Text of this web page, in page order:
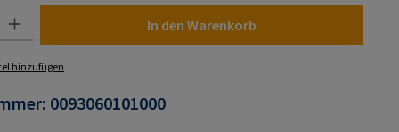
In den Warenkorb
hinzufügen
0093060101000